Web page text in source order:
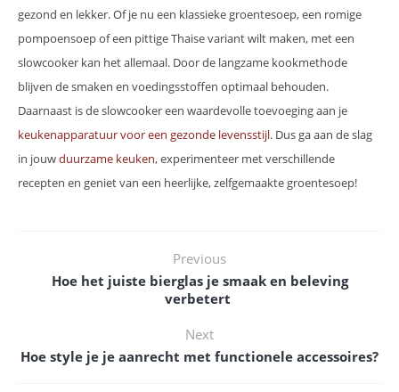
gezond en lekker. Of je nu een klassieke groentesoep, een romige
pompoensoep of een pittige Thaise variant wilt maken, met een
slowcooker kan het allemaal. Door de langzame kookmethode
blijven de smaken en voedingsstoffen optimaal behouden.
Daarnaast is de slowcooker een waardevolle toevoeging aan je
keukenapparatuur voor een gezonde levensstijl. Dus ga aan de slag
in jouwduurzame keuken, experimenteer met verschillende
recepten en geniet van een heerlijke, zelfgemaakte groentesoep!
Previous
Hoe het juiste bierglas je smaak en beleving
verbetert
Next
Hoe style je je aanrecht met functionele accessoires?